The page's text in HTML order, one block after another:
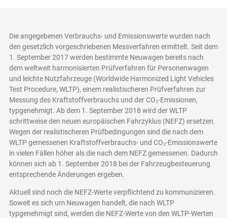
Die angegebenen Verbrauchs- und Emissionswerte wurden nach
den gesetzlich vorgeschriebenen Messverfahren ermittelt. Seit dem
1. September 2017 werden bestimmte Neuwagen bereits nach
dem weltweit harmonisierten Prüfverfahren für Personenwagen
und leichte Nutzfahrzeuge (Worldwide Harmonized Light Vehicles
Test Procedure, WLTP), einem realistischeren Prüfverfahren zur
Messung des Kraftstoffverbrauchs und der CO₂-Emissionen,
typgenehmigt. Ab dem 1. September 2018 wird der WLTP
schrittweise den neuen europäischen Fahrzyklus (NEFZ) ersetzen.
Wegen der realistischeren Prüfbedingungen sind die nach dem
WLTP gemessenen Kraftstoffverbrauchs- und CO₂-Emissionswerte
in vielen Fällen höher als die nach dem NEFZ gemessenen. Dadurch
können sich ab 1. September 2018 bei der Fahrzeugbesteuerung
entsprechende Änderungen ergeben.
Aktuell sind noch die NEFZ-Werte verpflichtend zu kommunizieren.
Soweit es sich um Neuwagen handelt, die nach WLTP
typgenehmigt sind, werden die NEFZ-Werte von den WLTP-Werten